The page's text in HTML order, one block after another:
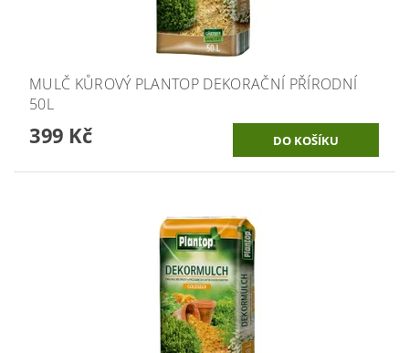
MULČ KŮROVÝ PLANTOP DEKORAČNÍ PŘÍRODNÍ
50L
399 Kč